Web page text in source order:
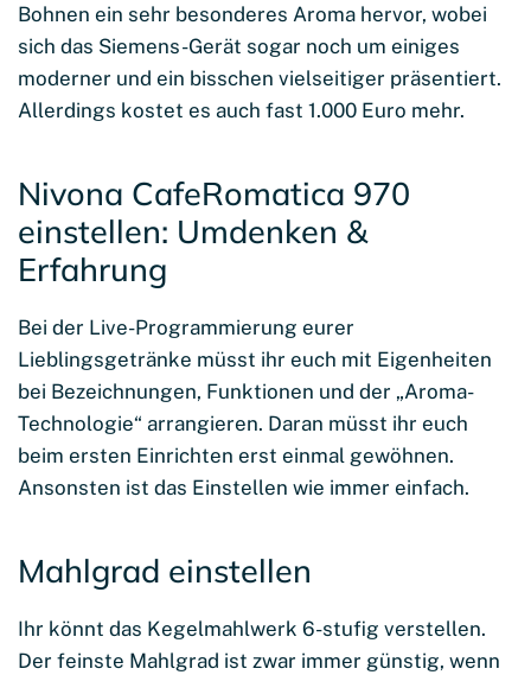
Bohnen ein sehr besonderes Aroma hervor, wobei
sich das Siemens-Gerät sogar noch um einiges
moderner und ein bisschen vielseitiger präsentiert.
Allerdings kostet es auch fast 1.000 Euro mehr.
Nivona CafeRomatica 970
einstellen: Umdenken &
Erfahrung
Bei der Live-Programmierung eurer
Lieblingsgetränke müsst ihr euch mit Eigenheiten
bei Bezeichnungen, Funktionen und der „Aroma-
Technologie“ arrangieren. Daran müsst ihr euch
beim ersten Einrichten erst einmal gewöhnen.
Ansonsten ist das Einstellen wie immer einfach.
Mahlgrad einstellen
Ihr könnt das Kegelmahlwerk 6-stufig verstellen.
Der feinste Mahlgrad ist zwar immer günstig, wenn